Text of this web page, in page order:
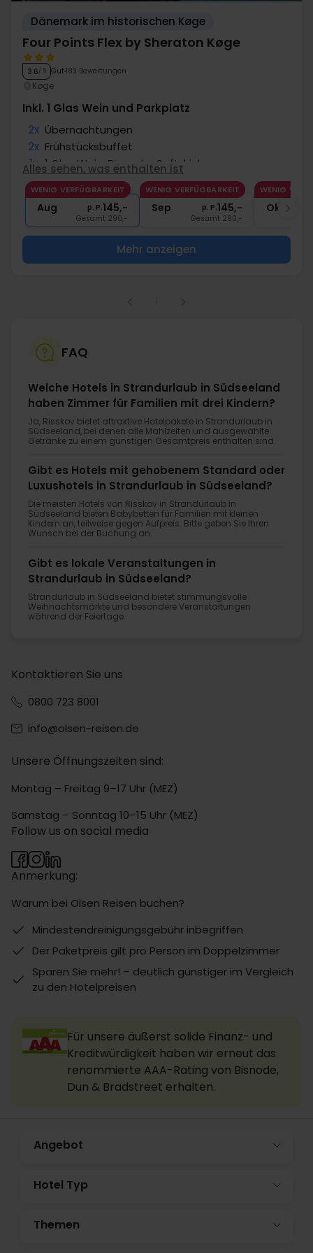
Dänemark im historischen Køge
Four Points Flex by Sheraton Køge
3.6/ 5 Gut 183 Bewertungen
Køge
Inkl. 1 Glas Wein und Parkplatz
2x Übernachtungen
2x Frühstücksbuffet
1x 1 Glas Wein, Bier oder Softdrink
1x Kaffee zum Mitnehmen
2x Gratis Parken und Internet
Alles sehen, was enthalten ist
WENIG VERFÜGBARKEIT
Aug p. P.145,-
Gesamt 290,-
WENIG VERFÜGBARKEIT
Sep p. P.145,-
Gesamt 290,-
WENIG
Okt
Mehr anzeigen
FAQ
Welche Hotels in Strandurlaub in Südseeland
haben Zimmer für Familien mit drei Kindern?
Ja, Risskov bietet attraktive Hotelpakete in Strandurlaub in
Südseeland, bei denen alle Mahlzeiten und ausgewählte
Getränke zu einem günstigen Gesamtpreis enthalten sind.
Gibt es Hotels mit gehobenem Standard oder
Luxushotels in Strandurlaub in Südseeland?
Die meisten Hotels von Risskov in Strandurlaub in
Südseeland bieten Babybetten für Familien mit kleinen
Kindern an, teilweise gegen Aufpreis. Bitte geben Sie Ihren
Wunsch bei der Buchung an.
Gibt es lokale Veranstaltungen in
Strandurlaub in Südseeland?
Strandurlaub in Südseeland bietet stimmungsvolle
Weihnachtsmärkte und besondere Veranstaltungen
während der Feiertage.
Kontaktieren Sie uns
0800 723 8001
info@olsen-reisen.de
Unsere Öffnungszeiten sind:
Montag – Freitag 9–17 Uhr (MEZ)
Samstag – Sonntag 10–15 Uhr (MEZ)
Anmerkung:
Warum bei Olsen Reisen buchen?
Mindestendreinigungsgebühr inbegriffen
Der Paketpreis gilt pro Person im Doppelzimmer
Sparen Sie mehr! – deutlich günstiger im Vergleich
zu den Hotelpreisen
Follow us on social media
Für unsere äußerst solide Finanz- und
Kreditwürdigkeit haben wir erneut das
renommierte AAA-Rating von Bisnode,
Dun & Bradstreet erhalten.
Angebot
Hotel Typ
Themen